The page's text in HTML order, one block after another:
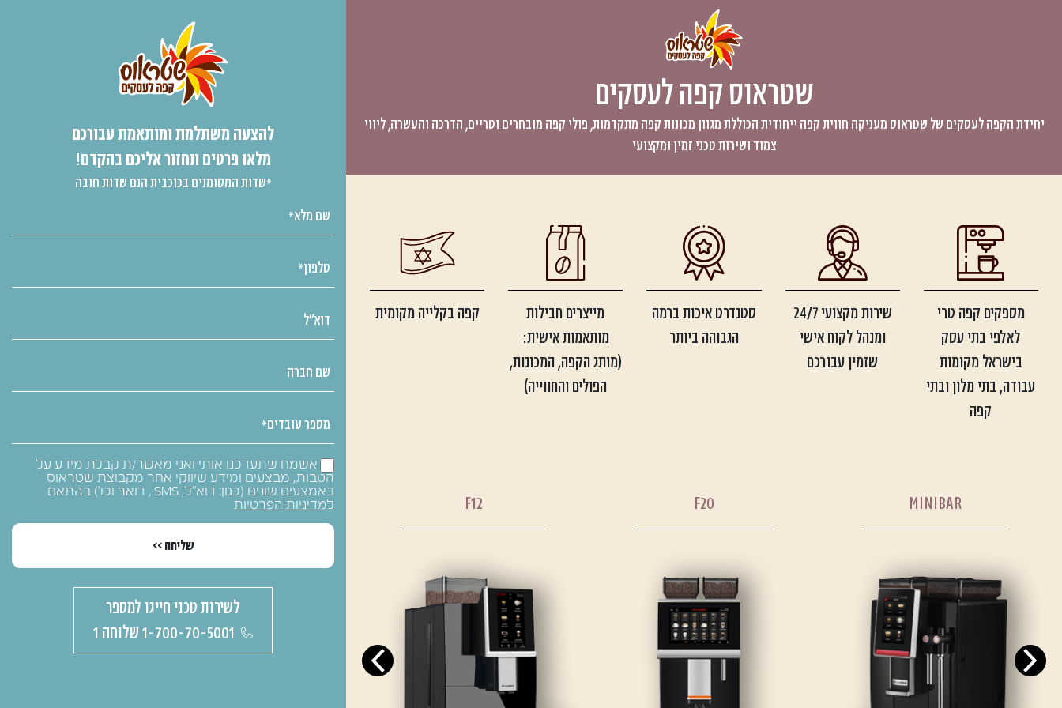
שטראוס קפה לעסקים
יחידת הקפה לעסקים של שטראוס מעניקה חווית קפה ייחודית הכוללת מגוון מכונות קפה מתקדמות, פולי קפה מובחרים וטריים, הדרכה והעשרה, ליווי
צמוד ושירות טכני זמין ומקצועי
להצעה משתלמת ומותאמת עבורכם
מלאו פרטים ונחזור אליכם בהקדם!
*שדות המסומנים בכוכבית הנם שדות חובה
אשמח שתעדכנו אותי ואני מאשר/ת קבלת מידע על
הטבות, מבצעים ומידע שיווקי אחר מקבוצת שטראוס
באמצעים שונים (כגון: דוא״ל, SMS , דואר וכו׳) בהתאם
למדיניות הפרטיות
שליחה >>
לשירות טכני חייגו למספר
1-700-70-5001 שלוחה 1
מספקים קפה טרי
לאלפי בתי עסק
בישראל מקומות
עבודה, בתי מלון ובתי
קפה
שירות מקצועי 24/7
ומנהל לקוח אישי
שזמין עבורכם
סטנדרט איכות ברמה
הגבוהה ביותר
מייצרים חבילות
מותאמות אישית:
(מותג הקפה, המכונות,
הפולים והחווייה)
קפה בקלייה מקומית
MINIBAR F12 F20 MINIBAR